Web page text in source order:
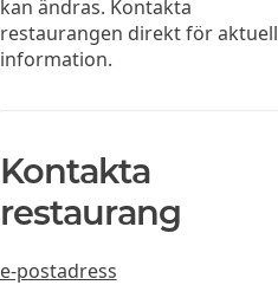
kan ändras. Kontakta
restaurangen direkt för aktuell
information.
Kontakta
restaurang
e-postadress